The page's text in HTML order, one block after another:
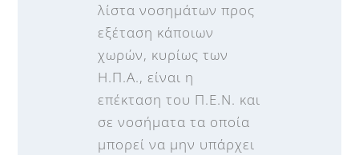
λίστα νοσημάτων προς
εξέταση κάποιων
χωρών, κυρίως των
Η.Π.Α., είναι η
επέκταση του Π.Ε.Ν. και
σε νοσήματα τα οποία
μπορεί να μην υπάρχει